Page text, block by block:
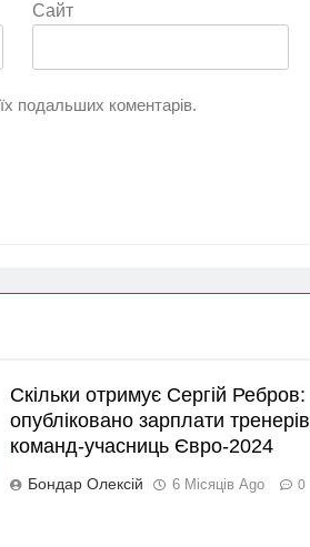
Сайт
подальших коментарів.
Скільки отримує Сергій Ребров:
опубліковано зарплати тренерів
команд-учасниць Євро-2024
Бондар Олексій 6 Місяців Ago 0